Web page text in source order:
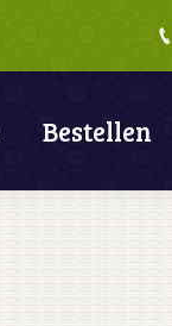
Bestellen